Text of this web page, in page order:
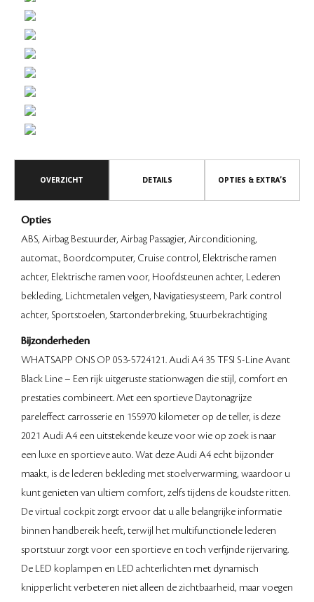
OVERZICHT DETAILS OPTIES & EXTRA’S
Opties
ABS, Airbag Bestuurder, Airbag Passagier, Airconditioning,
automat., Boordcomputer, Cruise control, Elektrische ramen
achter, Elektrische ramen voor, Hoofdsteunen achter, Lederen
bekleding, Lichtmetalen velgen, Navigatiesysteem, Park control
achter, Sportstoelen, Startonderbreking, Stuurbekrachtiging
Bijzonderheden
WHATSAPP ONS OP 053-5724121. Audi A4 35 TFSI S-Line Avant
Black Line – Een rijk uitgeruste stationwagen die stijl, comfort en
prestaties combineert. Met een sportieve Daytonagrijze
pareleffect carrosserie en 155970 kilometer op de teller, is deze
2021 Audi A4 een uitstekende keuze voor wie op zoek is naar
een luxe en sportieve auto. Wat deze Audi A4 echt bijzonder
maakt, is de lederen bekleding met stoelverwarming, waardoor u
kunt genieten van ultiem comfort, zelfs tijdens de koudste ritten.
De virtual cockpit zorgt ervoor dat u alle belangrijke informatie
binnen handbereik heeft, terwijl het multifunctionele lederen
sportstuur zorgt voor een sportieve en toch verfijnde rijervaring.
De LED koplampen en LED achterlichten met dynamisch
knipperlicht verbeteren niet alleen de zichtbaarheid, maar voegen